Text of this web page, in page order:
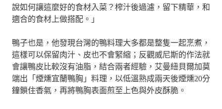
說如何讓這麼好的食材入菜？榨汁後過濾，留下精華，和
適合的食材上做搭配。」
鴨子也是，他發現台灣的鴨料理大多都是整隻一起烹煮，
這樣可以保留肉汁、皮也不會緊縮；反觀威尼斯的作法就
會讓鴨皮比較沒有油脂，結合兩者經驗，艾曼紐貝爾加莫
端出「煙燻宜蘭鴨胸」料理，以低溫熟成兩天後煙燻20分
鐘鎖住香氣，再將鴨胸表面煎至上色與外皮酥脆。